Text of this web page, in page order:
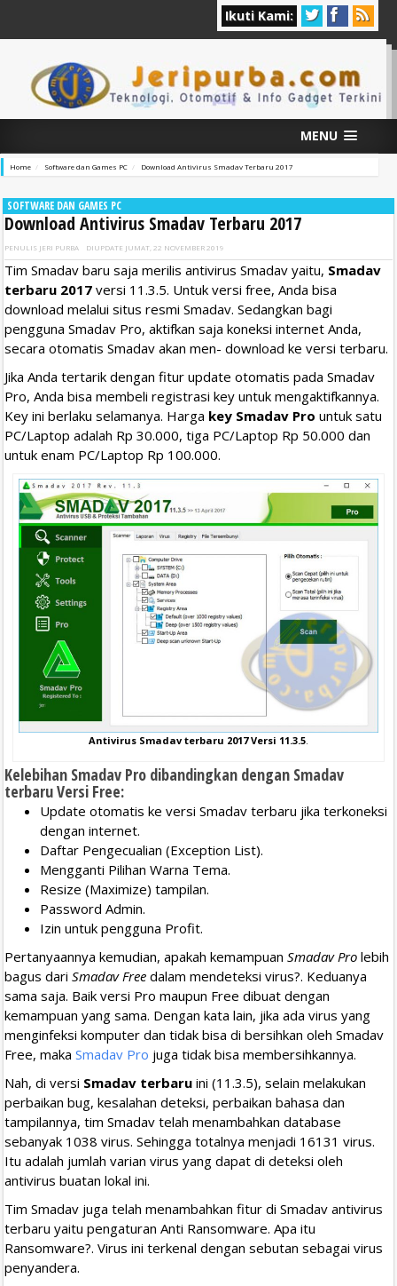
Ikuti Kami:
MENU
Home Software dan Games PC Download Antivirus Smadav Terbaru 2017
SOFTWARE DAN GAMES PC
Download Antivirus Smadav Terbaru 2017
PENULIS JERI PURBA DIUPDATE JUMAT, 22 NOVEMBER 2019
Tim Smadav baru saja merilis antivirus Smadav yaitu, Smadav
terbaru 2017 versi 11.3.5. Untuk versi free, Anda bisa
download melalui situs resmi Smadav. Sedangkan bagi
pengguna Smadav Pro, aktifkan saja koneksi internet Anda,
secara otomatis Smadav akan men- download ke versi terbaru.
Jika Anda tertarik dengan fitur update otomatis pada Smadav
Pro, Anda bisa membeli registrasi key untuk mengaktifkannya.
Key ini berlaku selamanya. Harga key Smadav Pro untuk satu
PC/Laptop adalah Rp 30.000, tiga PC/Laptop Rp 50.000 dan
untuk enam PC/Laptop Rp 100.000.
Antivirus Smadav terbaru 2017 Versi 11.3.5.
Kelebihan Smadav Pro dibandingkan dengan Smadav
terbaru Versi Free:
Update otomatis ke versi Smadav terbaru jika terkoneksi
dengan internet.
Daftar Pengecualian (Exception List).
Mengganti Pilihan Warna Tema.
Resize (Maximize) tampilan.
Password Admin.
Izin untuk pengguna Profit.
Pertanyaannya kemudian, apakah kemampuan Smadav Pro lebih
bagus dari Smadav Free dalam mendeteksi virus?. Keduanya
sama saja. Baik versi Pro maupun Free dibuat dengan
kemampuan yang sama. Dengan kata lain, jika ada virus yang
menginfeksi komputer dan tidak bisa di bersihkan oleh Smadav
Free, maka Smadav Pro juga tidak bisa membersihkannya.
Nah, di versi Smadav terbaru ini (11.3.5), selain melakukan
perbaikan bug, kesalahan deteksi, perbaikan bahasa dan
tampilannya, tim Smadav telah menambahkan database
sebanyak 1038 virus. Sehingga totalnya menjadi 16131 virus.
Itu adalah jumlah varian virus yang dapat di deteksi oleh
antivirus buatan lokal ini.
Tim Smadav juga telah menambahkan fitur di Smadav antivirus
terbaru yaitu pengaturan Anti Ransomware. Apa itu
Ransomware?. Virus ini terkenal dengan sebutan sebagai virus
penyandera.